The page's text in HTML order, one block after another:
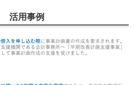
活用事例